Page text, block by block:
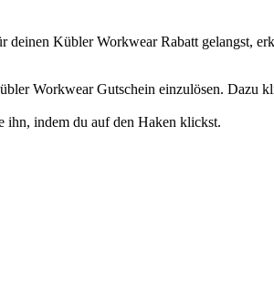
deinen Kübler Workwear Rabatt gelangst,
Workwear Gutschein einzulösen. Dazu
ihn, indem du auf den Haken klickst.